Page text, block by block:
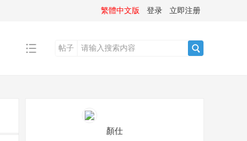
繁體中文版 登录 立即注册
帖子
顏仕